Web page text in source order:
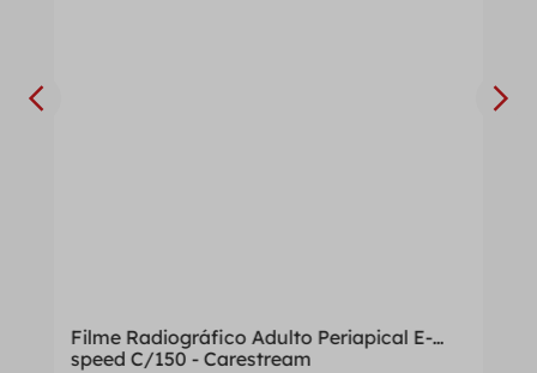
Filme Radiográfico Adulto Periapical E-
speed C/150 - Carestream